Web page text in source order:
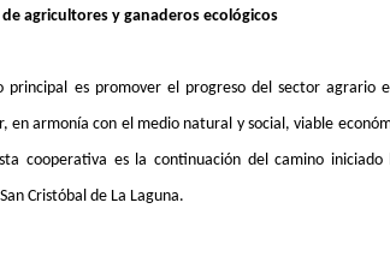
agricultores y ganaderos ecológicos
es promover el progreso del sector agrario
en armonía con el medio natural y social, viable
cooperativa es la continuación del camino
Cristóbal de La Laguna.